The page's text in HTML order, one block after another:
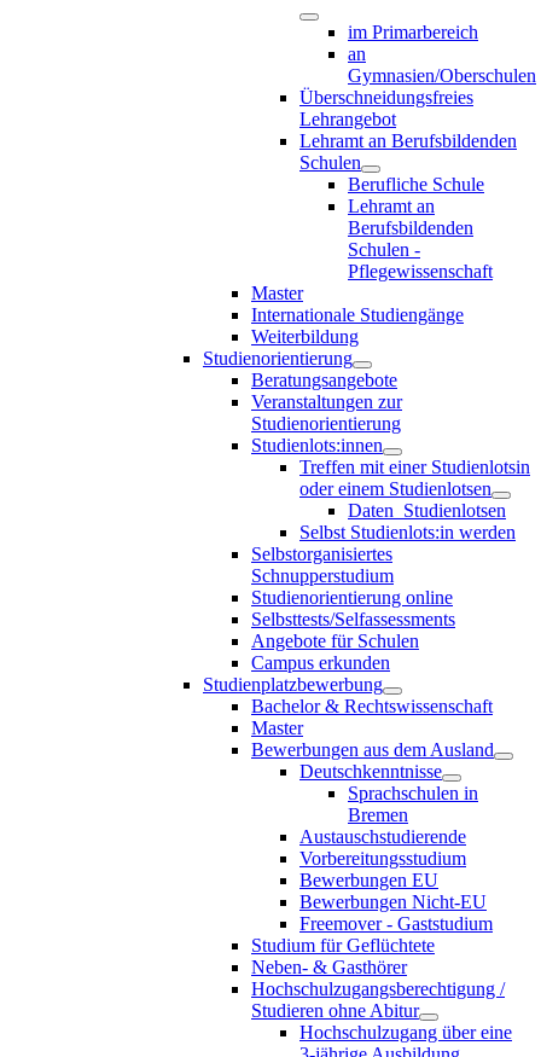
im Primarbereich
an
Gymnasien/Oberschulen
Überschneidungsfreies
Lehrangebot
Lehramt an Berufsbildenden
Schulen
Berufliche Schule
Lehramt an
Berufsbildenden
Schulen -
Pflegewissenschaft
Master
Internationale Studiengänge
Weiterbildung
Studienorientierung
Beratungsangebote
Veranstaltungen zur
Studienorientierung
Studienlots:innen
Treffen mit einer Studienlotsin
oder einem Studienlotsen
Daten_Studienlotsen
Selbst Studienlots:in werden
Selbstorganisiertes
Schnupperstudium
Studienorientierung online
Selbsttests/Selfassessments
Angebote für Schulen
Campus erkunden
Studienplatzbewerbung
Bachelor & Rechtswissenschaft
Master
Bewerbungen aus dem Ausland
Deutschkenntnisse
Sprachschulen in
Bremen
Austauschstudierende
Vorbereitungsstudium
Bewerbungen EU
Bewerbungen Nicht-EU
Freemover - Gaststudium
Studium für Geflüchtete
Neben- & Gasthörer
Hochschulzugangsberechtigung /
Studieren ohne Abitur
Hochschulzugang über eine